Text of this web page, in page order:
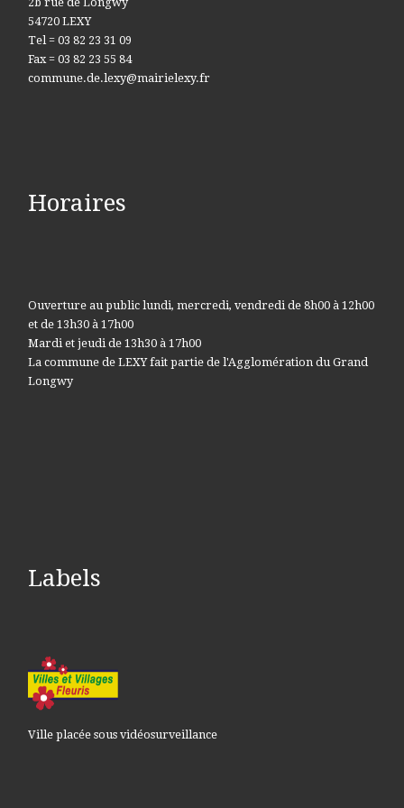
54720 LEXY
Tel = 03 82 23 31 09
Fax = 03 82 23 55 84
commune.de.lexy@mairielexy.fr
Horaires
Ouverture au public lundi, mercredi, vendredi de 8h00 à 12h00
et de 13h30 à 17h00
Mardi et jeudi de 13h30 à 17h00
La commune de LEXY fait partie de l'Agglomération du Grand
Longwy
Labels
Ville placée sous vidéosurveillance